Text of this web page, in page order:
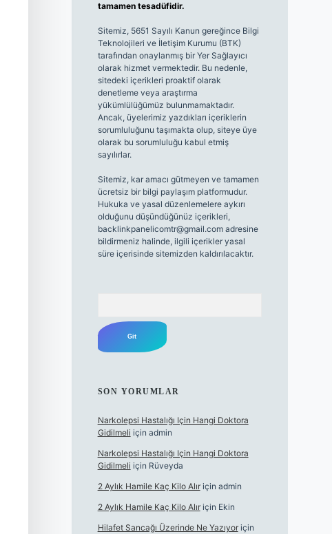
tamamen tesadüfidir.
Sitemiz, 5651 Sayılı Kanun gereğince Bilgi
Teknolojileri ve İletişim Kurumu (BTK)
tarafından onaylanmış bir Yer Sağlayıcı
olarak hizmet vermektedir. Bu nedenle,
sitedeki içerikleri proaktif olarak
denetleme veya araştırma
yükümlülüğümüz bulunmamaktadır.
Ancak, üyelerimiz yazdıkları içeriklerin
sorumluluğunu taşımakta olup, siteye üye
olarak bu sorumluluğu kabul etmiş
sayılırlar.
Sitemiz, kar amacı gütmeyen ve tamamen
ücretsiz bir bilgi paylaşım platformudur.
Hukuka ve yasal düzenlemelere aykırı
olduğunu düşündüğünüz içerikleri,
backlinkpanelicomtr@gmail.comadresine
bildirmeniz halinde, ilgili içerikler yasal
süre içerisinde sitemizden kaldırılacaktır.
SON YORUMLAR
Narkolepsi Hastalığı Için Hangi Doktora
Gidilmeli için admin
Narkolepsi Hastalığı Için Hangi Doktora
Gidilmeli için Rüveyda
2 Aylık Hamile Kaç Kilo Alıriçin admin
2 Aylık Hamile Kaç Kilo Alıriçin Ekin
Hilafet Sancağı Üzerinde Ne Yazıyoriçin